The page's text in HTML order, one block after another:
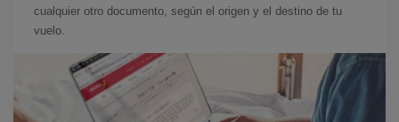
cualquier otro documento, según el origen y el destino de tu
vuelo.